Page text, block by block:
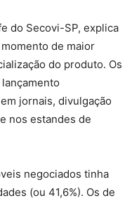
do Secovi-SP, explica
de maior
do produto. Os
jornais, divulgação
nos estandes de
negociados tinha
(ou 41,6%). Os de